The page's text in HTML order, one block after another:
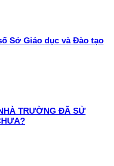
Sở Giáo dục và Đào tạo
TRƯỜNG ĐÃ SỬ